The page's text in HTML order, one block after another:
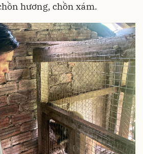
hương, chồn xám.